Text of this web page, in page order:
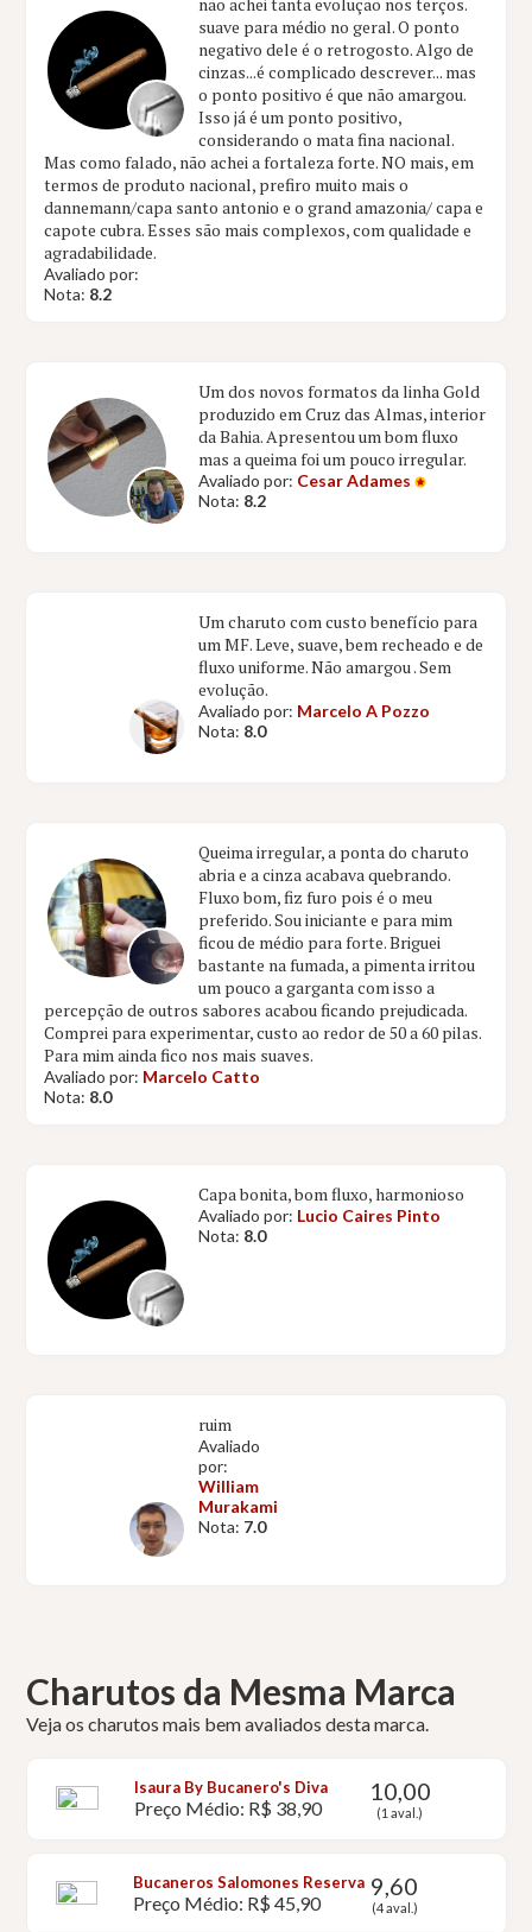
suave para médio no geral. O ponto
negativo dele é o retrogosto. Algo de
cinzas...é complicado descrever... mas
o ponto positivo é que não amargou.
Isso já é um ponto positivo,
considerando o mata fina nacional.
Mas como falado, não achei a fortaleza forte. NO mais, em
termos de produto nacional, prefiro muito mais o
dannemann/capa santo antonio e o grand amazonia/ capa e
capote cubra. Esses são mais complexos, com qualidade e
agradabilidade.
Avaliado por:
Nota: 8.2
Um dos novos formatos da linha Gold
produzido em Cruz das Almas, interior
da Bahia. Apresentou um bom fluxo
mas a queima foi um pouco irregular.
Avaliado por: Cesar Adames
Nota: 8.2
Um charuto com custo benefício para
um MF. Leve, suave, bem recheado e de
fluxo uniforme. Não amargou . Sem
evolução.
Avaliado por: Marcelo A Pozzo
Nota: 8.0
Queima irregular, a ponta do charuto
abria e a cinza acabava quebrando.
Fluxo bom, fiz furo pois é o meu
preferido. Sou iniciante e para mim
ficou de médio para forte. Briguei
bastante na fumada, a pimenta irritou
um pouco a garganta com isso a
percepção de outros sabores acabou ficando prejudicada.
Comprei para experimentar, custo ao redor de 50 a 60 pilas.
Para mim ainda fico nos mais suaves.
Avaliado por: Marcelo Catto
Nota: 8.0
Capa bonita, bom fluxo, harmonioso
Avaliado por: Lucio Caires Pinto
Nota: 8.0
ruim
Avaliado
por:
William
Murakami
Nota: 7.0
Charutos da Mesma Marca
Veja os charutos mais bem avaliados desta marca.
Isaura By Bucanero's Diva
Preço Médio: R$ 38,90
10,00
(1 aval.)
Bucaneros Salomones Reserva
Preço Médio: R$ 45,90
9,60
(4 aval.)